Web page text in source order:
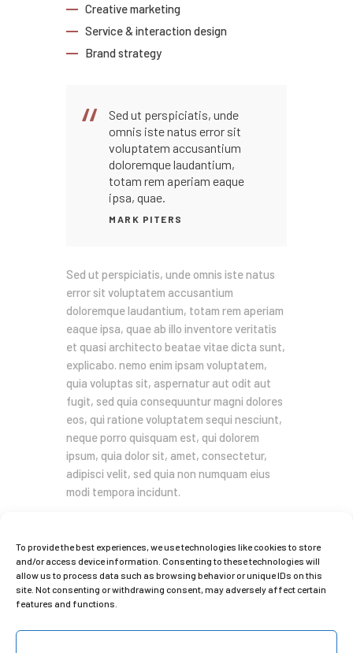
To provide the best experiences, we use technologies like cookies to store
and/or access device information. Consenting to these technologies will
allow us to process data such as browsing behavior or unique IDs on this
site. Not consenting or withdrawing consent, may adversely affect certain
features and functions.
Creative marketing
Service & interaction design
Brand strategy
Sed ut perspiciatis, unde
omnis iste natus error sit
voluptatem accusantium
doloremque laudantium,
totam rem aperiam eaque
ipsa, quae.
MARK PITERS
Sed ut perspiciatis, unde omnis iste natus
error sit voluptatem accusantium
doloremque laudantium, totam rem aperiam
eaque ipsa, quae ab illo inventore veritatis
et quasi architecto beatae vitae dicta sunt,
explicabo. nemo enim ipsam voluptatem,
quia voluptas sit, aspernatur aut odit aut
fugit, sed quia consequuntur magni dolores
eos, qui ratione voluptatem sequi nesciunt,
neque porro quisquam est, qui dolorem
ipsum, quia dolor sit, amet, consectetur,
adipisci velit, sed quia non numquam eius
modi tempora incidunt.
portfolio rebranding